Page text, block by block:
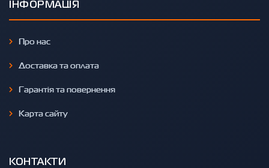
ІНФОРМАЦІЯ
Про нас
Доставка та оплата
Гарантія та повернення
Карта сайту
КОНТАКТИ